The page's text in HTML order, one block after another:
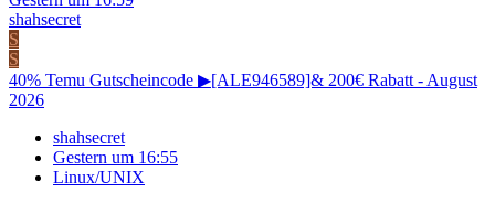
shahsecret
S
S
40% Temu Gutscheincode ▶[ALE946589]& 200€ Rabatt - August
2026
shahsecret
Gestern um 16:55
Linux/UNIX